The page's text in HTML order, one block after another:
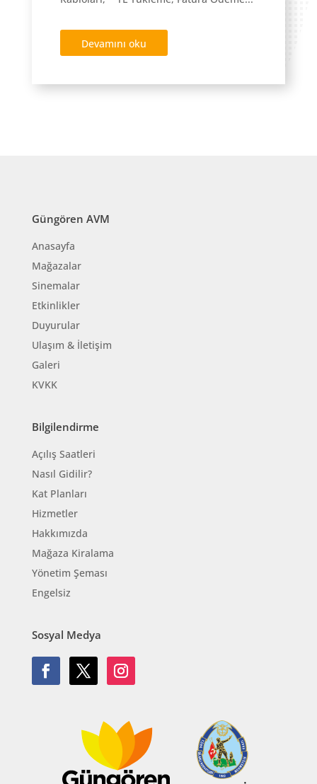
Devamını oku
Güngören AVM
Anasayfa
Mağazalar
Sinemalar
Etkinlikler
Duyurular
Ulaşım & İletişim
Galeri
KVKK
Bilgilendirme
Açılış Saatleri
Nasıl Gidilir?
Kat Planları
Hizmetler
Hakkımızda
Mağaza Kiralama
Yönetim Şeması
Engelsiz
Sosyal Medya